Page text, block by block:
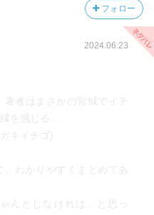
フォロー
2024.06.23
者はまさかの宮城でイチ
を感じる…
キイチゴ)
わかりやすくまとめてあ
んとしなければ…と思っ